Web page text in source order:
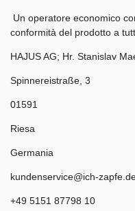
Un operatore economico
conformità del prodotto a
HAJUS AG; Hr. Stanislav
Spinnereistraße 3
01591
Riesa
Germania
kundenservice@ich-
+49 5151 87798 10